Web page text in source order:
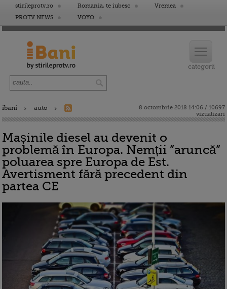
stirileprotv.ro Romania, te iubesc
Vremea
PROTV NEWS
VOYO
ibani auto
8 octombrie 2018 14:06 / 10697
vizualizari
Mașinile diesel au devenit o
problemă în Europa. Nemții ”aruncă”
poluarea spre Europa de Est.
Avertisment fără precedent din
partea CE